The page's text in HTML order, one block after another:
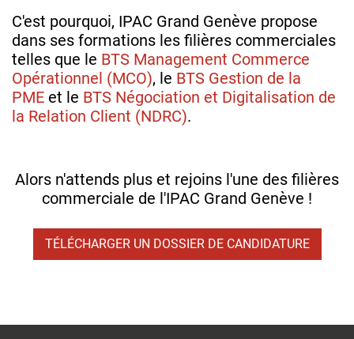
C'est pourquoi, IPAC Grand Genève propose
dans ses formations les filières commerciales
telles que le BTS Management Commerce
Opérationnel (MCO), le BTS Gestion de la
PME et le BTS Négociation et Digitalisation de
la Relation Client (NDRC).
Alors n'attends plus et rejoins l'une des filières
commerciale de l'IPAC Grand Genève !
TÉLÉCHARGER UN DOSSIER DE CANDIDATURE